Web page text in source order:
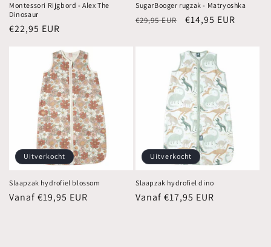
Montessori Rijgbord - Alex The
Dinosaur
Normale
€22,95 EUR
SugarBooger rugzak - Matryoshka
Normale
€29,95 EUR Aanbiedingsprijs
€14,95 EUR
Uitverkocht
Slaapzak hydrofiel blossom
Normale
Vanaf €19,95 EUR
Uitverkocht
Slaapzak hydrofiel dino
Normale
Vanaf €17,95 EUR